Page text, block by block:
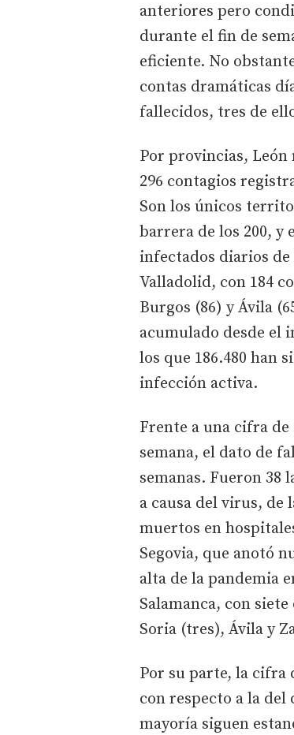
anteriores pero
durante el fin de
eficiente. No
contas dramáticas
fallecidos, tres de
Por provincias,
296 contagios
Son los únicos
barrera de los 200, y
infectados diarios
Valladolid, con 184
Burgos (86) y Ávila
acumulado desde el
los que 186.480 han
infección activa.
Frente a una cifra
semana, el dato de
semanas. Fueron 38
a causa del virus, de
muertos en
Segovia, que anotó
alta de la pandemia
Salamanca, con
Soria (tres), Ávila y
Por su parte, la cifra
con respecto a la del
mayoría siguen